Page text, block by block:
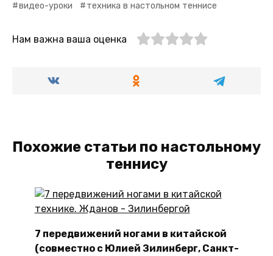
видео-уроки техника в настольном теннисе
Нам важна ваша оценка
Похожие статьи по настольному
теннису
7 передвижений ногами в китайской
(совместно с Юлией Зилинберг, Санкт-